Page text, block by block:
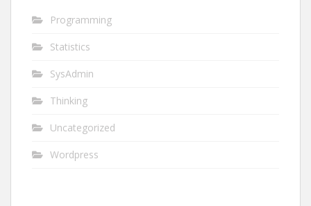
Programming
Statistics
SysAdmin
Thinking
Uncategorized
Wordpress